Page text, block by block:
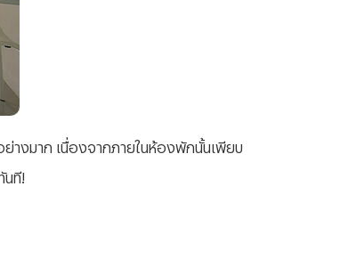
างมาก เนื่องจากภายในห้องพักนั้นเพียบ
นที!